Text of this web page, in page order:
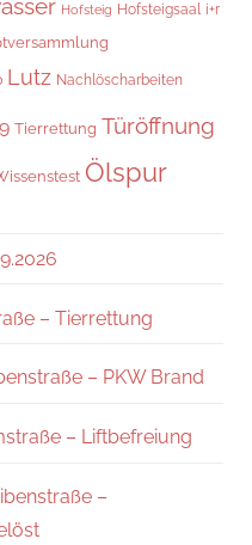
Hofsteig Hofsteigsaal i+r
Lutz Nachlöscharbeiten
Tierrettung Türöffnung
Ölspur
– Tierrettung
– PKW Brand
– Liftbefreiung
–